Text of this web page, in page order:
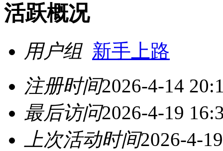
活跃概况
用户组 新手上路
注册时间2026-4-14
最后访问2026-4-19
上次活动时间2026-4-